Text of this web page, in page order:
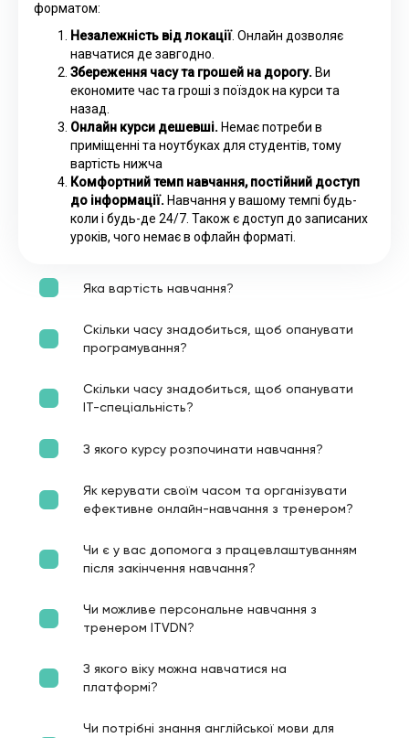
форматом:
Незалежність від локації. Онлайн дозволяє
навчатися де завгодно.
Збереження часу та грошей на дорогу. Ви
економите час та гроші з поїздок на курси та
назад.
Онлайн курси дешевші. Немає потреби в
приміщенні та ноутбуках для студентів, тому
вартість нижча
Комфортний темп навчання, постійний доступ
до інформації. Навчання у вашому темпі будь-
коли і будь-де 24/7. Також є доступ до записаних
уроків, чого немає в офлайн форматі.
Яка вартість навчання?
Скільки часу знадобиться, щоб опанувати
програмування?
Скільки часу знадобиться, щоб опанувати
ІТ-спеціальність?
З якого курсу розпочинати навчання?
Як керувати своїм часом та організувати
ефективне онлайн-навчання з тренером?
Чи є у вас допомога з працевлаштуванням
після закінчення навчання?
Чи можливе персональне навчання з
тренером ITVDN?
З якого віку можна навчатися на
платформі?
Чи потрібні знання англійської мови для